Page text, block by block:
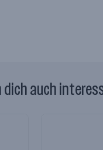
dich auch